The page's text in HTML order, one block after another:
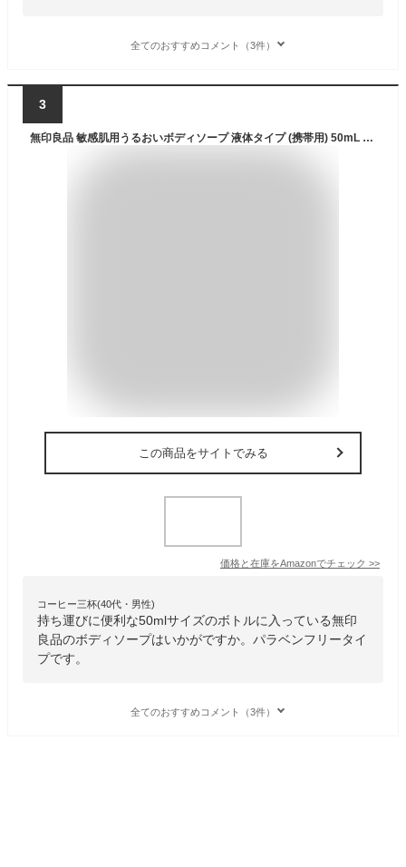
全てのおすすめコメント（3件）
3
無印良品 敏感肌用うるおいボディソープ 液体タイプ (携帯用) 50mL 83484453
この商品をサイトでみる
価格と在庫をAmazonでチェック >>
コーヒー三杯(40代・男性)
持ち運びに便利な50mlサイズのボトルに入っている無印
良品のボディソープはいかがですか。パラベンフリータイ
プです。
全てのおすすめコメント（3件）